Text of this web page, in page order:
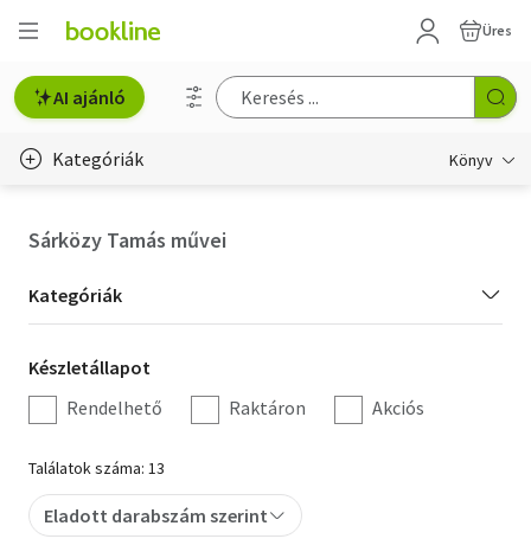
Üres
AI ajánló
Kategóriák Könyv
Hobbi, szabadidő
Irodalom
Művészet
Szakkönyv
Sárközy Tamás művei
Kategória
szűrés
Kategóriák
Készletállapot
szűrés
Készletállapot
Rendelhető
Raktáron Akciós
Találatok száma: 13
Eladott darabszám szerint